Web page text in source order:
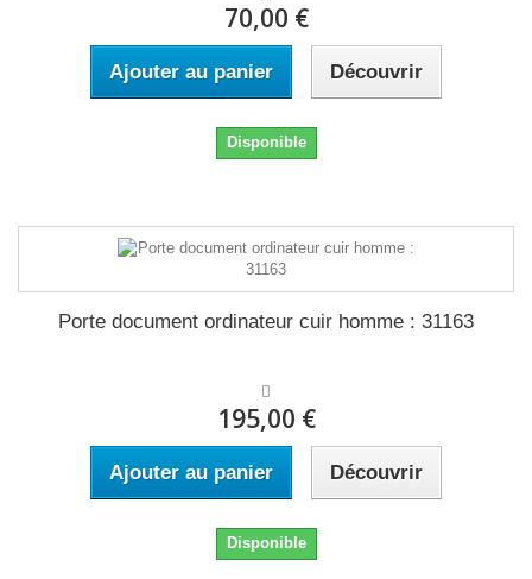
70,00 €
Ajouter au panier Découvrir
Disponible
Porte document ordinateur cuir homme : 31163
195,00 €
Ajouter au panier Découvrir
Disponible